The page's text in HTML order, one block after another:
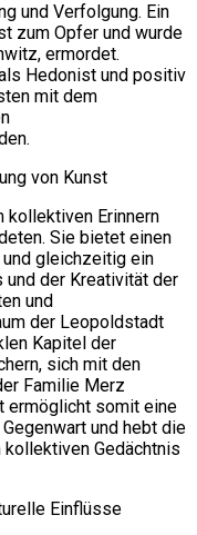
und Verfolgung. Ein
zum Opfer und wurde
ermordet.
Hedonist und positiv
mit dem
von Kunst
Erinnern
Sie bietet einen
und gleichzeitig ein
der Kreativität der
und
der Leopoldstadt
Kapitel der
sich mit den
Familie Merz
ermöglicht somit eine
und hebt die
Gedächtnis
Einflüsse